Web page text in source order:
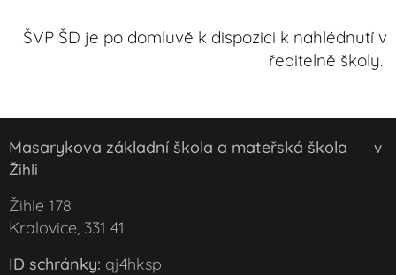
ŠVP ŠD je po domluvě k dispozici k nahlédnutí v
ředitelně školy.
Masarykova základní škola a mateřská škola v
Žihli
Žihle 178
Kralovice, 331 41
ID schránky: qj4hksp